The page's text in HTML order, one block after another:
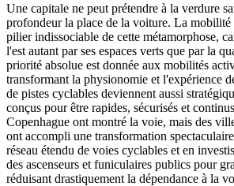
Une capitale ne peut prétendre à la verdure
profondeur la place de la voiture. La mobilité
pilier indissociable de cette métamorphose,
l'est autant par ses espaces verts que par la
priorité absolue est donnée aux mobilités
transformant la physionomie et l'expérience
de pistes cyclables deviennent aussi
conçus pour être rapides, sécurisés et
Copenhague ont montré la voie, mais des
ont accompli une transformation
réseau étendu de voies cyclables et en
des ascenseurs et funiculaires publics pour
réduisant drastiquement la dépendance à la